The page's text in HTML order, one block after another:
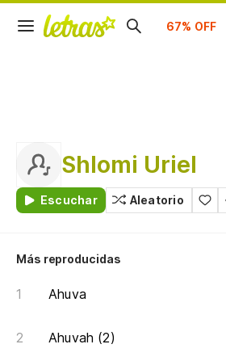
Suscríbete
Shlomi Uriel
Escuchar Aleatorio
Más reproducidas
Ahuva
Ahuvah (2)